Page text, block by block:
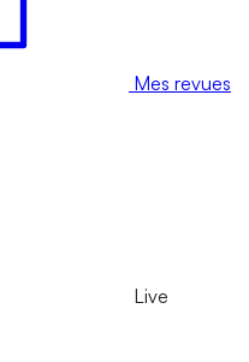
Mes revues
Live